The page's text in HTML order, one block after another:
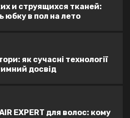
як сучасні технології
досвід
EXPERT для волос: кому
линейки стоит
в гараж і не